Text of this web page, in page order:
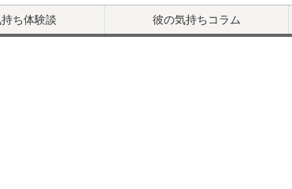
ち体験談 彼の気持ちコラム